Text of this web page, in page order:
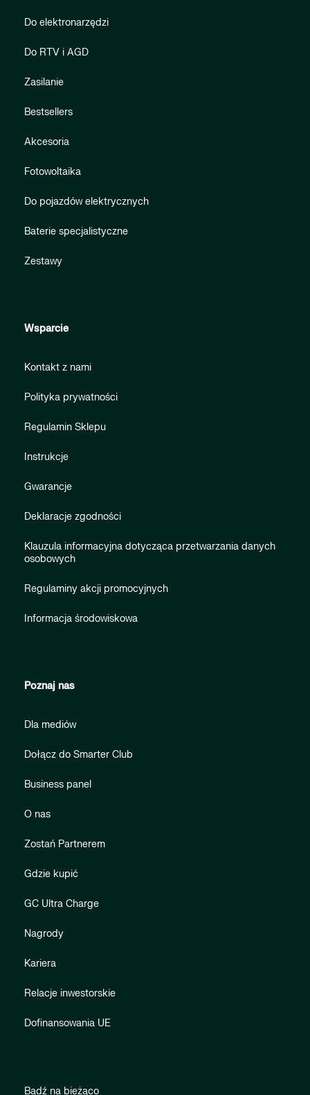
Do elektronarzędzi
Do RTV i AGD
Zasilanie
Bestsellers
Akcesoria
Fotowoltaika
Do pojazdów elektrycznych
Baterie specjalistyczne
Zestawy
Wsparcie
Kontakt z nami
Polityka prywatności
Regulamin Sklepu
Instrukcje
Gwarancje
Deklaracje zgodności
Klauzula informacyjna dotycząca przetwarzania danych
osobowych
Regulaminy akcji promocyjnych
Informacja środowiskowa
Poznaj nas
Dla mediów
Dołącz do Smarter Club
Business panel
O nas
Zostań Partnerem
Gdzie kupić
GC Ultra Charge
Nagrody
Kariera
Relacje inwestorskie
Dofinansowania UE
Bądź na bieżąco